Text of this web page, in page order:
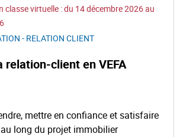
: du 14 décembre 2026 au
- RELATION CLIENT
relation-client en VEFA
mettre en confiance et satisfaire
long du projet immobilier